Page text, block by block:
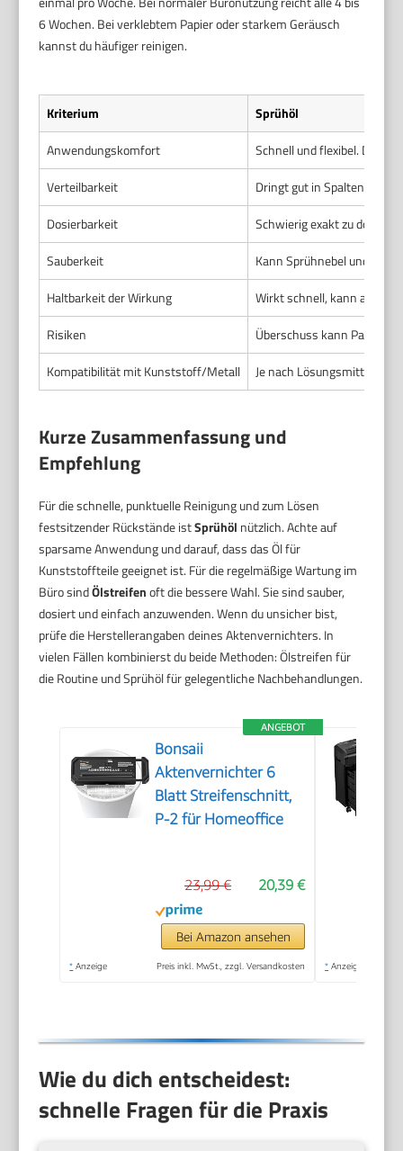
6 Wochen. Bei verklebtem Papier oder starkem Geräusch
kannst du häufiger reinigen.
Kriterium
Sprühöl
Anwendungskomfort
Schnell und flexibel. Du
Verteilbarkeit
Dringt gut in Spalten.
Dosierbarkeit
Schwierig exakt zu
Sauberkeit
Kann Sprühnebel und
Haltbarkeit der Wirkung
Wirkt schnell, kann aber
Risiken
Überschuss kann Papier
Kompatibilität mit Kunststoff/Metall
Je nach Lösungsmittel
Kurze Zusammenfassung und
Empfehlung
Für die schnelle, punktuelle Reinigung und zum Lösen
festsitzender Rückstände istSprühöl nützlich. Achte auf
sparsame Anwendung und darauf, dass das Öl für
Kunststoffteile geeignet ist. Für die regelmäßige Wartung im
Büro sindÖlstreifenoft die bessere Wahl. Sie sind sauber,
dosiert und einfach anzuwenden. Wenn du unsicher bist,
prüfe die Herstellerangaben deines Aktenvernichters. In
vielen Fällen kombinierst du beide Methoden: Ölstreifen für
die Routine und Sprühöl für gelegentliche Nachbehandlungen.
ANGEBOT
Bonsaii
Aktenvernichter 6
Blatt Streifenschnitt,
P-2 für Homeoffice
20,39 €
23,99 €
Bei Amazon ansehen
* Anzeige Preis inkl. MwSt., zzgl. Versandkosten * Anzeige
Wie du dich entscheidest:
schnelle Fragen für die Praxis